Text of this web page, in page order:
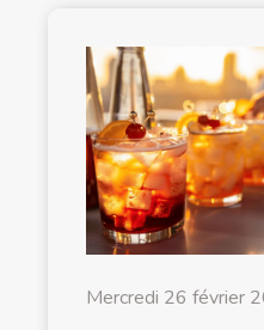
Mercredi 26 février